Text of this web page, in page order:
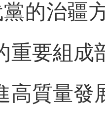
的治疆
重要組成
高質量發